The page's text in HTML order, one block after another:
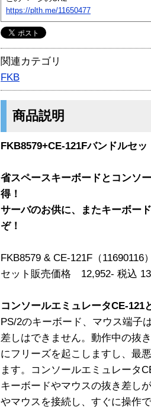
https://plth.me/11650477
関連カテゴリ
FKB
商品説明
FKB8579+CE-121Fバンドルセッ
省スペースキーボードとコンソ
得！
サーバのお供に、またキーボー
ぞ！
FKB8579 & CE-121F（
セット販売価格 12,952- 税込
コンソールエミュレータCE-121
PS/2のキーボード、マウス端子
差しはできません。動作中の抜
にフリーズを起こしますし、最
ます。コンソールエミュレータ
キーボードやマウスの抜き差し
やマウスを接続し、すぐに操作